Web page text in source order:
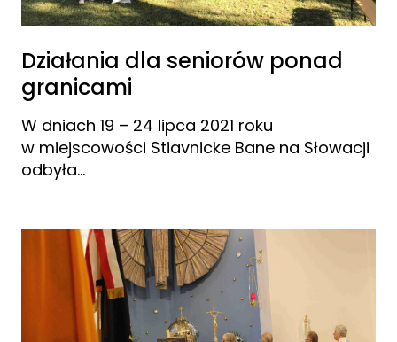
Działania dla seniorów ponad
granicami
W dniach 19 – 24 lipca 2021 roku
w miejscowości Stiavnicke Bane na Słowacji
odbyła…